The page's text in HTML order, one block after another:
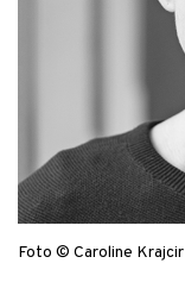
Foto © Caroline Krajcir